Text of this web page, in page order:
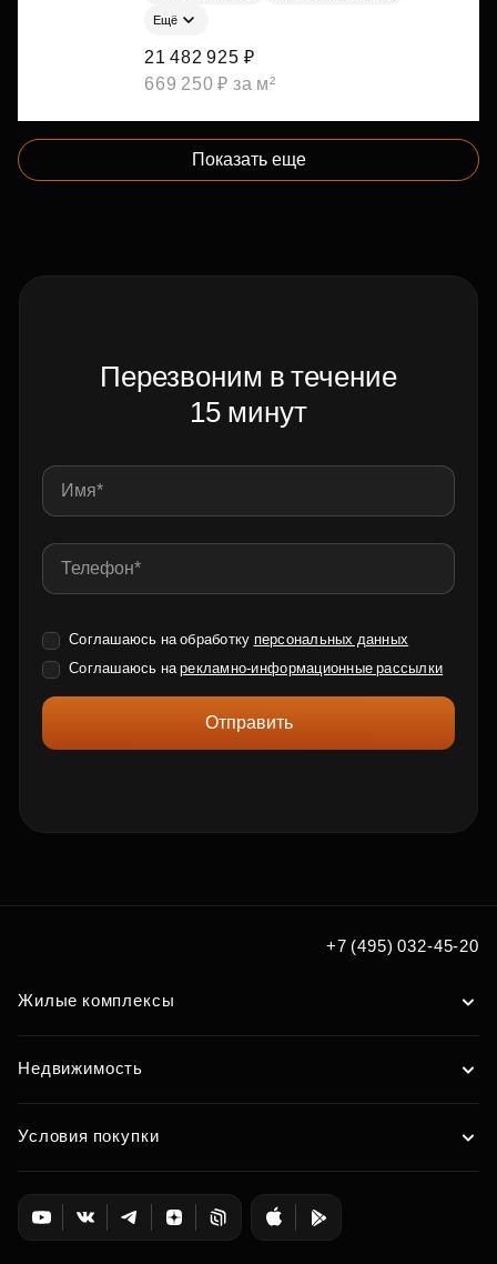
Ещё
21 482 925 ₽
669 250 ₽ за м²
Показать еще
Перезвоним в течение
15 минут
Соглашаюсь на обработку персональных данных
Соглашаюсь нарекламно-информационные рассылки
Отправить
+7 (495) 032-45-20
Жилые комплексы
Недвижимость
Условия покупки